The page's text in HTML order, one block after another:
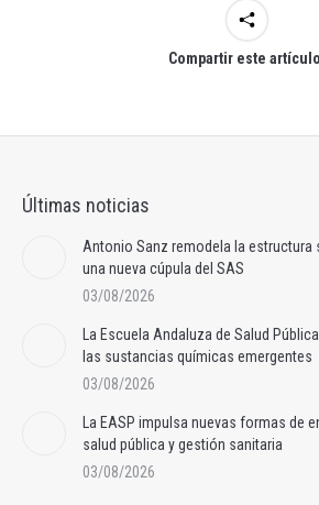
Compartir este
Últimas noticias
Antonio Sanz remodela la estructura
una nueva cúpula del SAS
03/08/2026
La Escuela Andaluza de Salud
las sustancias químicas emergentes
03/08/2026
La EASP impulsa nuevas formas de
salud pública y gestión sanitaria
03/08/2026